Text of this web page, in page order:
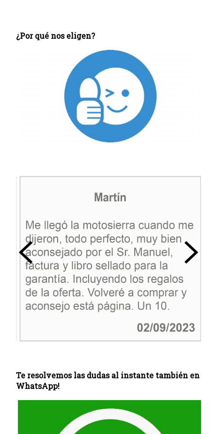
¿Por qué nos eligen?
Te resolvemos las dudas al instante también en
WhatsApp!